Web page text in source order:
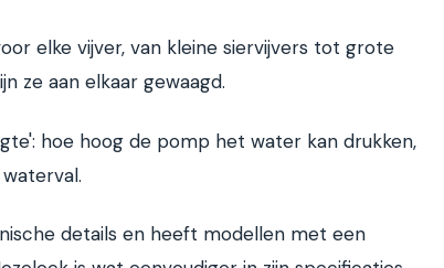
elke vijver, van kleine siervijvers tot grote
ze aan elkaar gewaagd.
hoe hoog de pomp het water kan drukken,
details en heeft modellen met een